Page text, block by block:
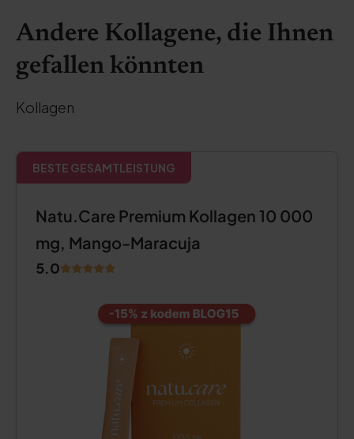
Andere Kollagene, die Ihnen
gefallen könnten
Kollagen
BESTE GESAMTLEISTUNG
Natu.Care Premium Kollagen 10 000
mg, Mango-Maracuja
5.0